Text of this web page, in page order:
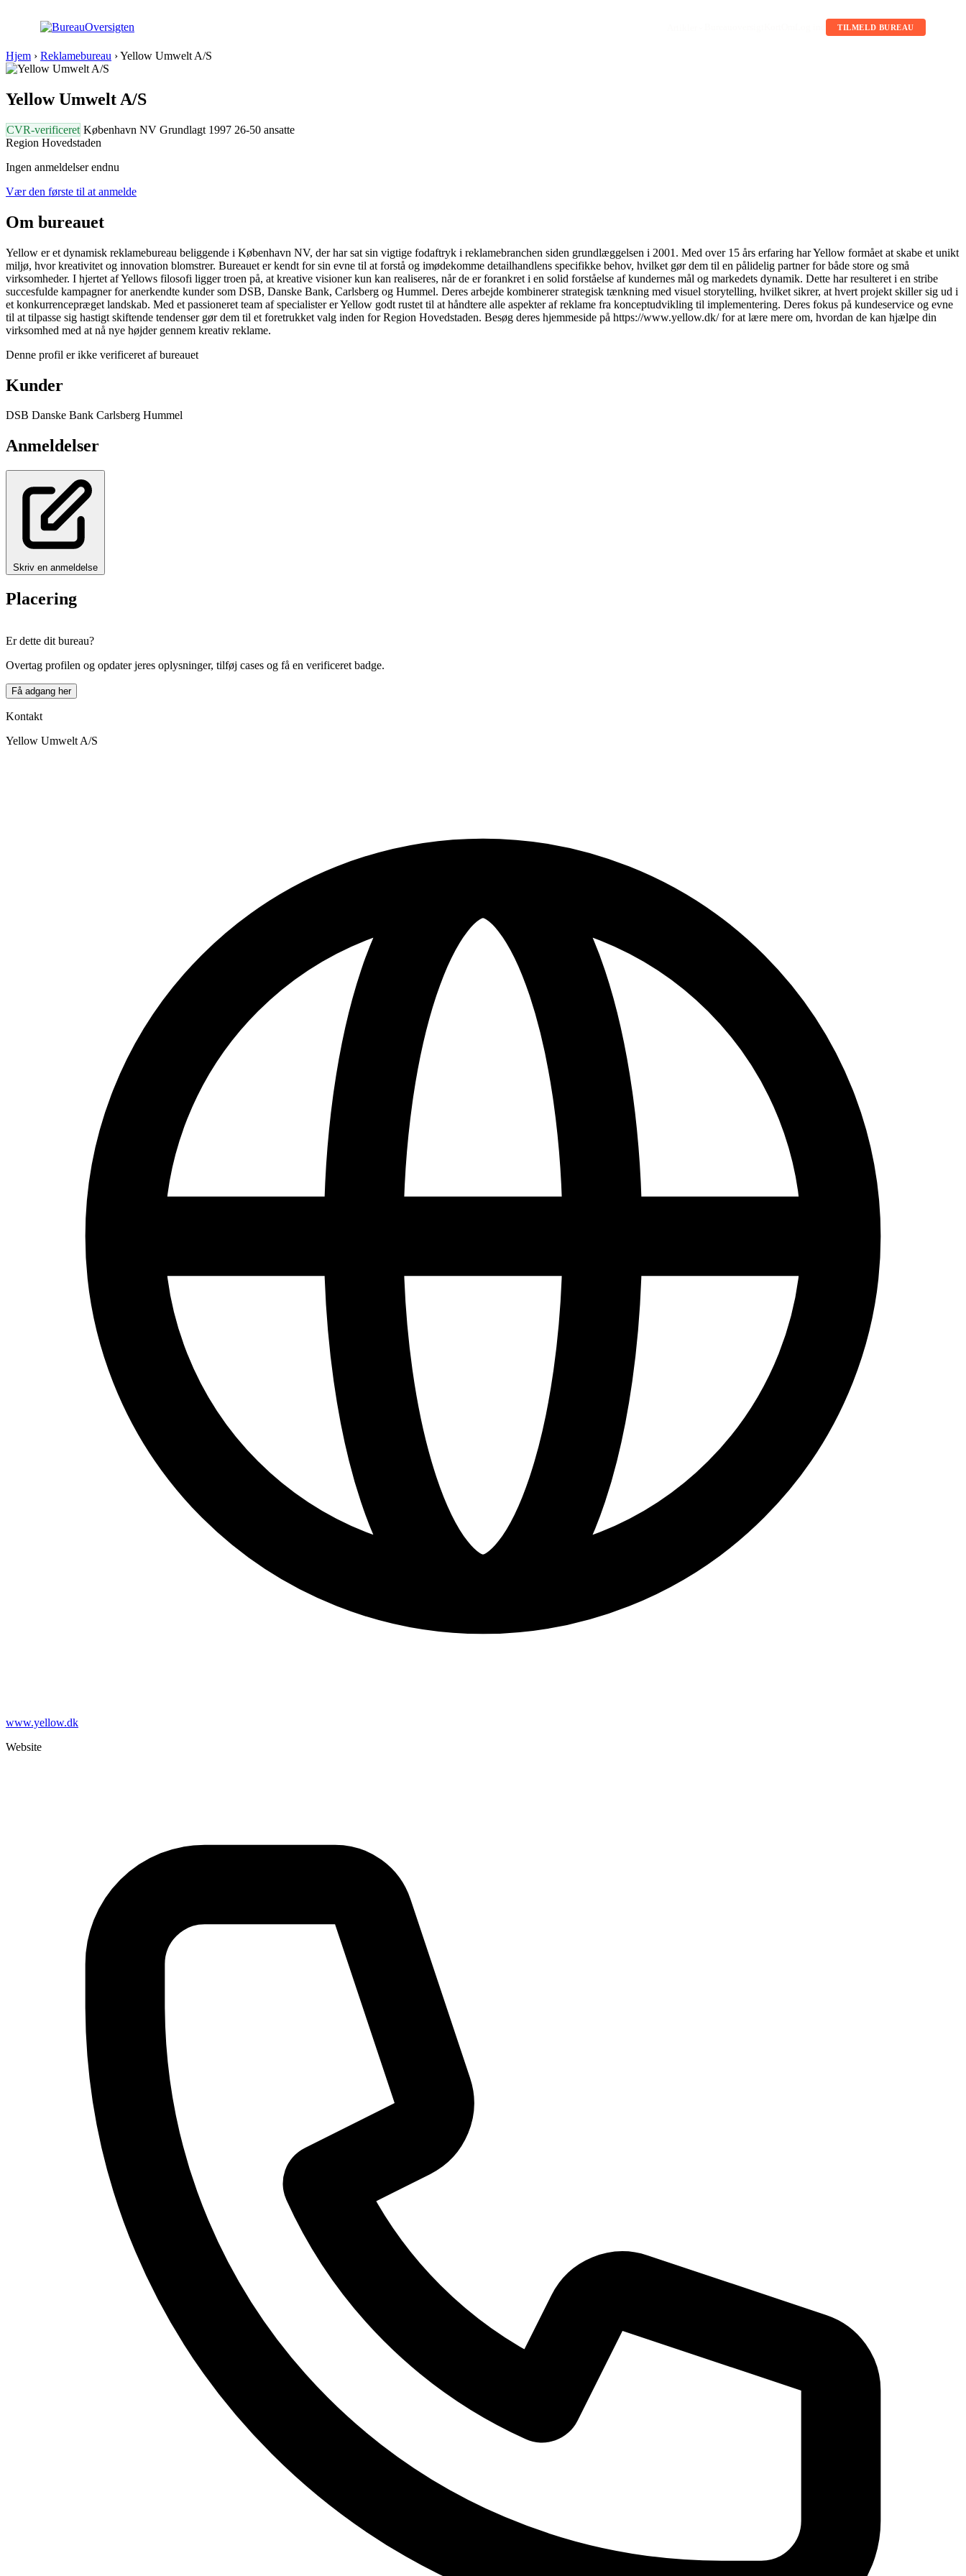
TILMELD BUREAU
Hjem › Reklamebureau ›Yellow Umwelt A/S
Yellow Umwelt A/S
CVR-verificeret København NV Grundlagt 1997 26-50 ansatte
Region Hovedstaden
Ingen anmeldelser endnu
Vær den første til at anmelde
Om bureauet
Yellow er et dynamisk reklamebureau beliggende i København NV, der har sat sin vigtige fodaftryk i reklamebranchen siden grundlæggelsen i 2001. Med over 15 års erfaring har Yellow formået at skabe et unikt
miljø, hvor kreativitet og innovation blomstrer. Bureauet er kendt for sin evne til at forstå og imødekomme detailhandlens specifikke behov, hvilket gør dem til en pålidelig partner for både store og små
virksomheder. I hjertet af Yellows filosofi ligger troen på, at kreative visioner kun kan realiseres, når de er forankret i en solid forståelse af kundernes mål og markedets dynamik. Dette har resulteret i en stribe
succesfulde kampagner for anerkendte kunder som DSB, Danske Bank, Carlsberg og Hummel. Deres arbejde kombinerer strategisk tænkning med visuel storytelling, hvilket sikrer, at hvert projekt skiller sig ud i
et konkurrencepræget landskab. Med et passioneret team af specialister er Yellow godt rustet til at håndtere alle aspekter af reklame fra konceptudvikling til implementering. Deres fokus på kundeservice og evne
til at tilpasse sig hastigt skiftende tendenser gør dem til et foretrukket valg inden for Region Hovedstaden. Besøg deres hjemmeside på https://www.yellow.dk/ for at lære mere om, hvordan de kan hjælpe din
virksomhed med at nå nye højder gennem kreativ reklame.
Denne profil er ikke verificeret af bureauet
Kunder
DSB Danske Bank Carlsberg Hummel
Anmeldelser
Skriv en anmeldelse
Placering
+
−
Er dette dit bureau?
Overtag profilen og opdater jeres oplysninger, tilføj cases og få en verificeret badge.
Få adgang her
Kontakt
Yellow Umwelt A/S
www.yellow.dk
Website